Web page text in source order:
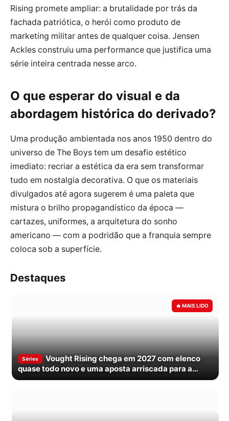
Rising promete ampliar: a brutalidade por trás da
fachada patriótica, o herói como produto de
marketing militar antes de qualquer coisa. Jensen
Ackles construiu uma performance que justifica uma
série inteira centrada nesse arco.
O que esperar do visual e da
abordagem histórica do derivado?
Uma produção ambientada nos anos 1950 dentro do
universo de The Boys tem um desafio estético
imediato: recriar a estética da era sem transformar
tudo em nostalgia decorativa. O que os materiais
divulgados até agora sugerem é uma paleta que
mistura o brilho propagandístico da época —
cartazes, uniformes, a arquitetura do sonho
americano — com a podridão que a franquia sempre
coloca sob a superfície.
Destaques
Séries
Vought Rising chega em 2027 com elenco
quase todo novo e uma aposta arriscada para a
franquia